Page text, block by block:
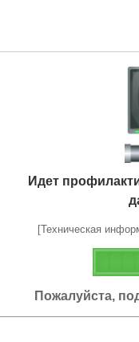
Идет
[Техническая
Пожалуйста,